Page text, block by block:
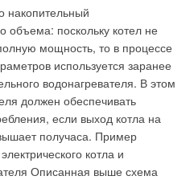
накопительный
объема: поскольку котел не
мощность, то в процессе
используется заранее
водонагревателя. В этом
должен обеспечивать
если выход котла на
получаса. Пример
котла и
Описанная выше схема
Для этого температура
линии тоже, не должна
Обычные же радиаторы
80/60 °C (как раз с целью
отопительной системе
экономии энергоносителя,
В качестве решения
с большей
в Липецке [6] показывал, что
на одного человека здесь
того, как были
смесители и бачки унитазов,
с половиной раза.
утечек воды из-за низкого
арматуры) в целом
систем водоснабжения и на
количественно. При этом